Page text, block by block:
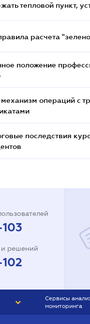
тепловой пункт,
расчета
положение
механизм операций с
последствия
и решений
Сервисы
мониторинга